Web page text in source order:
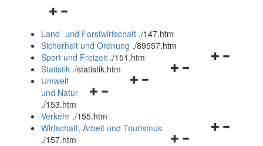
Navigationsmenü
und
schließen
Land- und Forstwirtschaft ./147.htm
Sicherheit und Ordnung ./89557.htm
Navigationsmenü
Sport und Freizeit ./151.htm
Navigationsmenü
Statistik ./statistik.htm
Navigationsmenü
und
schließen
Umwelt
und Natur
./153.htm
Verkehr ./155.htm
Navigationsmenü
Wirtschaft, Arbeit und Tourismus
./157.htm